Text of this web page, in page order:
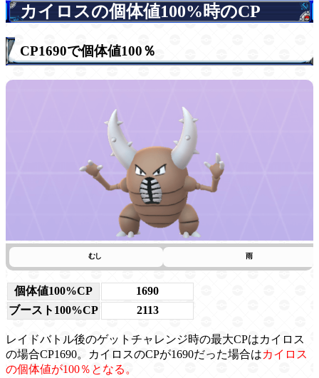
カイロスの個体値100%時のCP
CP1690で個体値100％
むし 雨
個体値100%CP
1690
ブースト100%CP
2113
レイドバトル後のゲットチャレンジ時の最大CPはカイロス
の場合CP1690。カイロスのCPが1690だった場合はカイロス
の個体値が100％となる。